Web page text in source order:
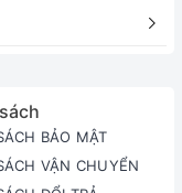
,chống nhăn và bổ
meiji
cho tế bào.
cần thiết để gìn
trình lão hóa da.
BẢO MẬT
VẬN CHUYỂN